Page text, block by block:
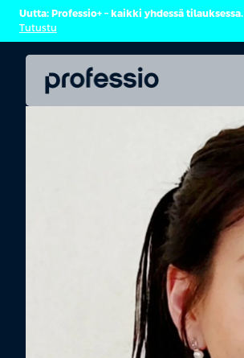
Uutta: Professio+ – kaikki yhdessä tilauksessa.
Tutustu